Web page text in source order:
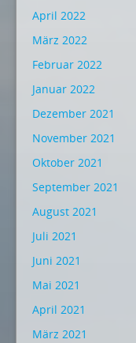
April 2022
März 2022
Februar 2022
Januar 2022
Dezember 2021
November 2021
Oktober 2021
September 2021
August 2021
Juli 2021
Juni 2021
Mai 2021
April 2021
März 2021